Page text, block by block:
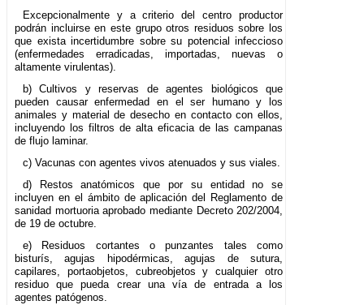
Excepcionalmente y a criterio del centro productor
podrán incluirse en este grupo otros residuos sobre los
que exista incertidumbre sobre su potencial infeccioso
(enfermedades erradicadas, importadas, nuevas o
altamente virulentas).
b) Cultivos y reservas de agentes biológicos que
pueden causar enfermedad en el ser humano y los
animales y material de desecho en contacto con ellos,
incluyendo los filtros de alta eficacia de las campanas
de flujo laminar.
c) Vacunas con agentes vivos atenuados y sus viales.
d) Restos anatómicos que por su entidad no se
incluyen en el ámbito de aplicación del Reglamento de
sanidad mortuoria aprobado mediante Decreto 202/2004,
de 19 de octubre.
e) Residuos cortantes o punzantes tales como
bisturís, agujas hipodérmicas, agujas de sutura,
capilares, portaobjetos, cubreobjetos y cualquier otro
residuo que pueda crear una vía de entrada a los
agentes patógenos.